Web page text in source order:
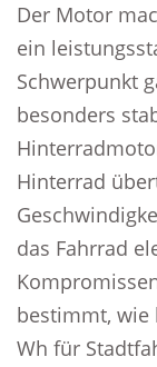
Der Motor
ein
Schwerpunkt
besonders
Hinterrad
das Fahrrad
bestimmt, wie
Wh für